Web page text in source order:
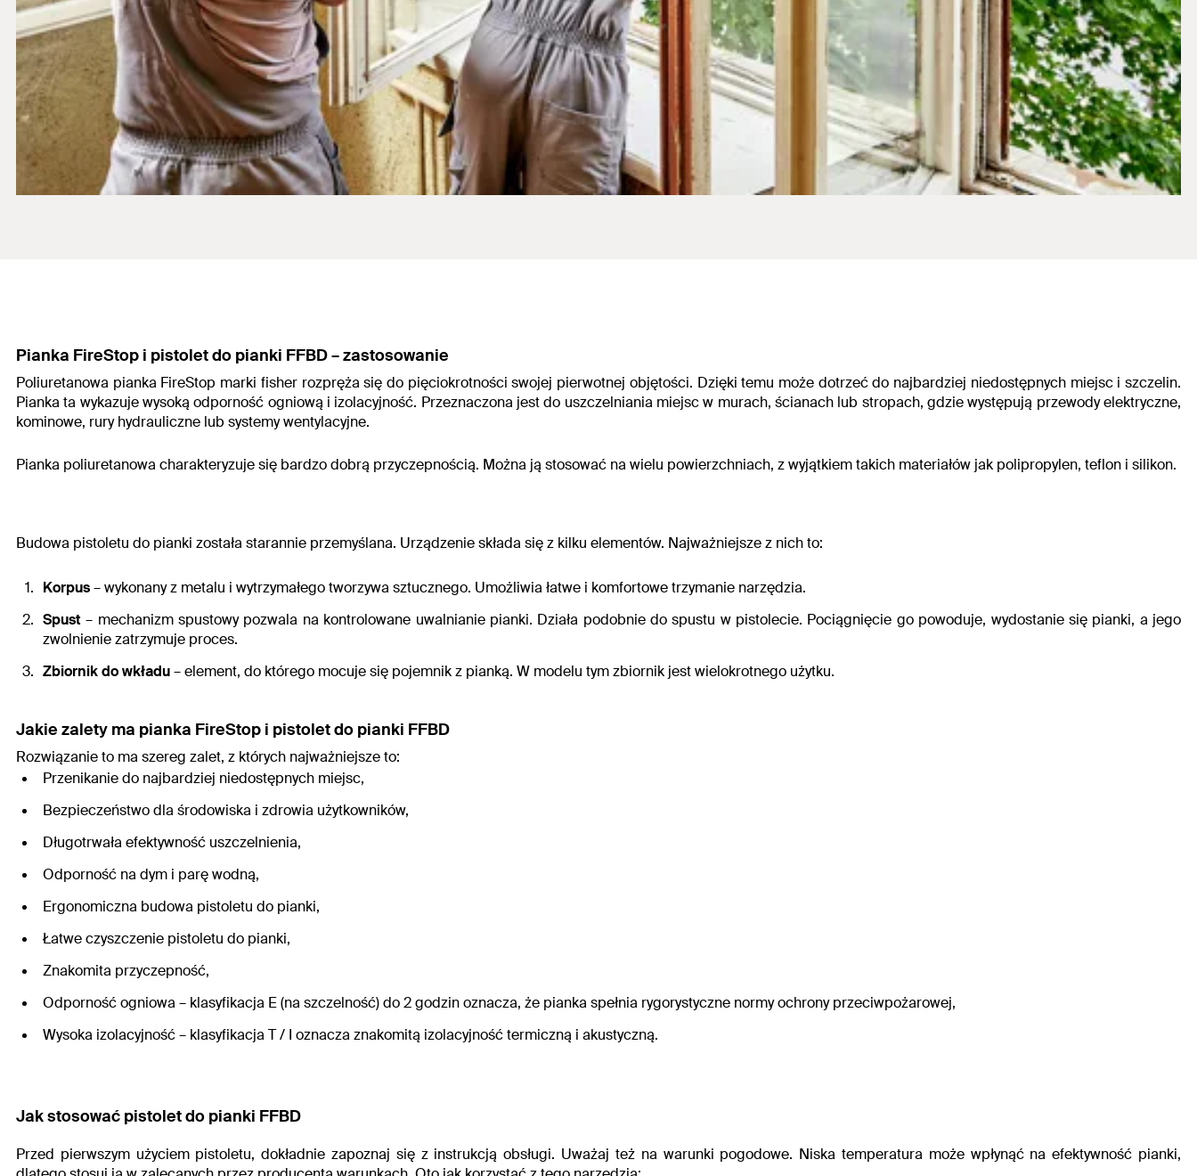
Pianka FireStop i pistolet do pianki FFBD – zastosowanie
Poliuretanowa pianka FireStop marki fisher rozpręża się do pięciokrotności swojej pierwotnej objętości. Dzięki temu może dotrzeć do najbardziej niedostępnych miejsc i szczelin.
Pianka ta wykazuje wysoką odporność ogniową i izolacyjność. Przeznaczona jest do uszczelniania miejsc w murach, ścianach lub stropach, gdzie występują przewody elektryczne,
kominowe, rury hydrauliczne lub systemy wentylacyjne.
Pianka poliuretanowa charakteryzuje się bardzo dobrą przyczepnością. Można ją stosować na wielu powierzchniach, z wyjątkiem takich materiałów jak polipropylen, teflon i silikon.
Budowa pistoletu do pianki została starannie przemyślana. Urządzenie składa się z kilku elementów. Najważniejsze z nich to:
Korpus– wykonany z metalu i wytrzymałego tworzywa sztucznego. Umożliwia łatwe i komfortowe trzymanie narzędzia.
Spust – mechanizm spustowy pozwala na kontrolowane uwalnianie pianki. Działa podobnie do spustu w pistolecie. Pociągnięcie go powoduje, wydostanie się pianki, a jego
zwolnienie zatrzymuje proces.
Zbiornik do wkładu– element, do którego mocuje się pojemnik z pianką. W modelu tym zbiornik jest wielokrotnego użytku.
Jakie zalety ma pianka FireStop i pistolet do pianki FFBD
Rozwiązanie to ma szereg zalet, z których najważniejsze to:
Przenikanie do najbardziej niedostępnych miejsc,
Bezpieczeństwo dla środowiska i zdrowia użytkowników,
Długotrwała efektywność uszczelnienia,
Odporność na dym i parę wodną,
Ergonomiczna budowa pistoletu do pianki,
Łatwe czyszczenie pistoletu do pianki,
Znakomita przyczepność,
Odporność ogniowa – klasyfikacja E (na szczelność) do 2 godzin oznacza, że pianka spełnia rygorystyczne normy ochrony przeciwpożarowej,
Wysoka izolacyjność – klasyfikacja T / I oznacza znakomitą izolacyjność termiczną i akustyczną.
Jak stosować pistolet do pianki FFBD
Przed pierwszym użyciem pistoletu, dokładnie zapoznaj się z instrukcją obsługi. Uważaj też na warunki pogodowe. Niska temperatura może wpłynąć na efektywność pianki,